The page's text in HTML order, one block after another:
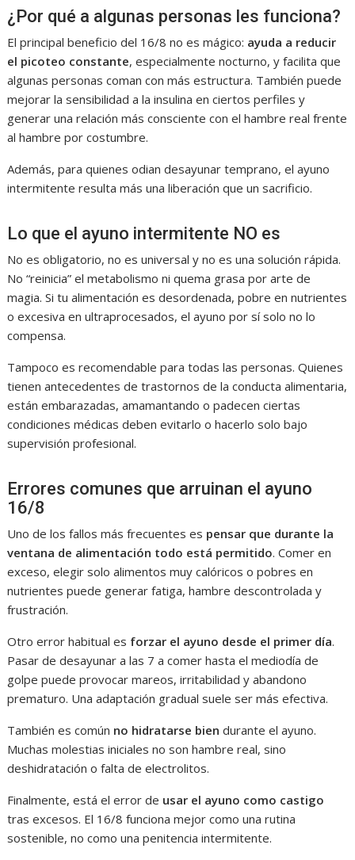
¿Por qué a algunas personas les funciona?
El principal beneficio del 16/8 no es mágico: ayuda a reducir
el picoteo constante, especialmente nocturno, y facilita que
algunas personas coman con más estructura. También puede
mejorar la sensibilidad a la insulina en ciertos perfiles y
generar una relación más consciente con el hambre real frente
al hambre por costumbre.
Además, para quienes odian desayunar temprano, el ayuno
intermitente resulta más una liberación que un sacrificio.
Lo que el ayuno intermitente NO es
No es obligatorio, no es universal y no es una solución rápida.
No “reinicia” el metabolismo ni quema grasa por arte de
magia. Si tu alimentación es desordenada, pobre en nutrientes
o excesiva en ultraprocesados, el ayuno por sí solo no lo
compensa.
Tampoco es recomendable para todas las personas. Quienes
tienen antecedentes de trastornos de la conducta alimentaria,
están embarazadas, amamantando o padecen ciertas
condiciones médicas deben evitarlo o hacerlo solo bajo
supervisión profesional.
Errores comunes que arruinan el ayuno
16/8
Uno de los fallos más frecuentes es pensar que durante la
ventana de alimentación todo está permitido. Comer en
exceso, elegir solo alimentos muy calóricos o pobres en
nutrientes puede generar fatiga, hambre descontrolada y
frustración.
Otro error habitual es forzar el ayuno desde el primer día.
Pasar de desayunar a las 7 a comer hasta el mediodía de
golpe puede provocar mareos, irritabilidad y abandono
prematuro. Una adaptación gradual suele ser más efectiva.
También es común no hidratarse bien durante el ayuno.
Muchas molestias iniciales no son hambre real, sino
deshidratación o falta de electrolitos.
Finalmente, está el error de usar el ayuno como castigo
tras excesos. El 16/8 funciona mejor como una rutina
sostenible, no como una penitencia intermitente.